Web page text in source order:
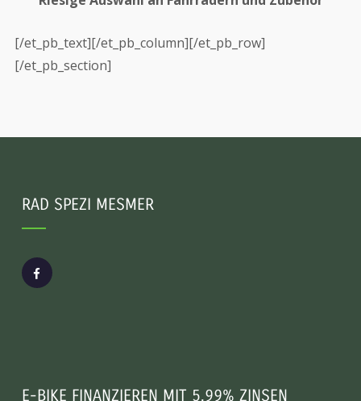
[/et_pb_text][/et_pb_column][/et_pb_row]
[/et_pb_section]
RAD SPEZI MESMER
E-BIKE FINANZIEREN MIT 5,99% ZINSEN